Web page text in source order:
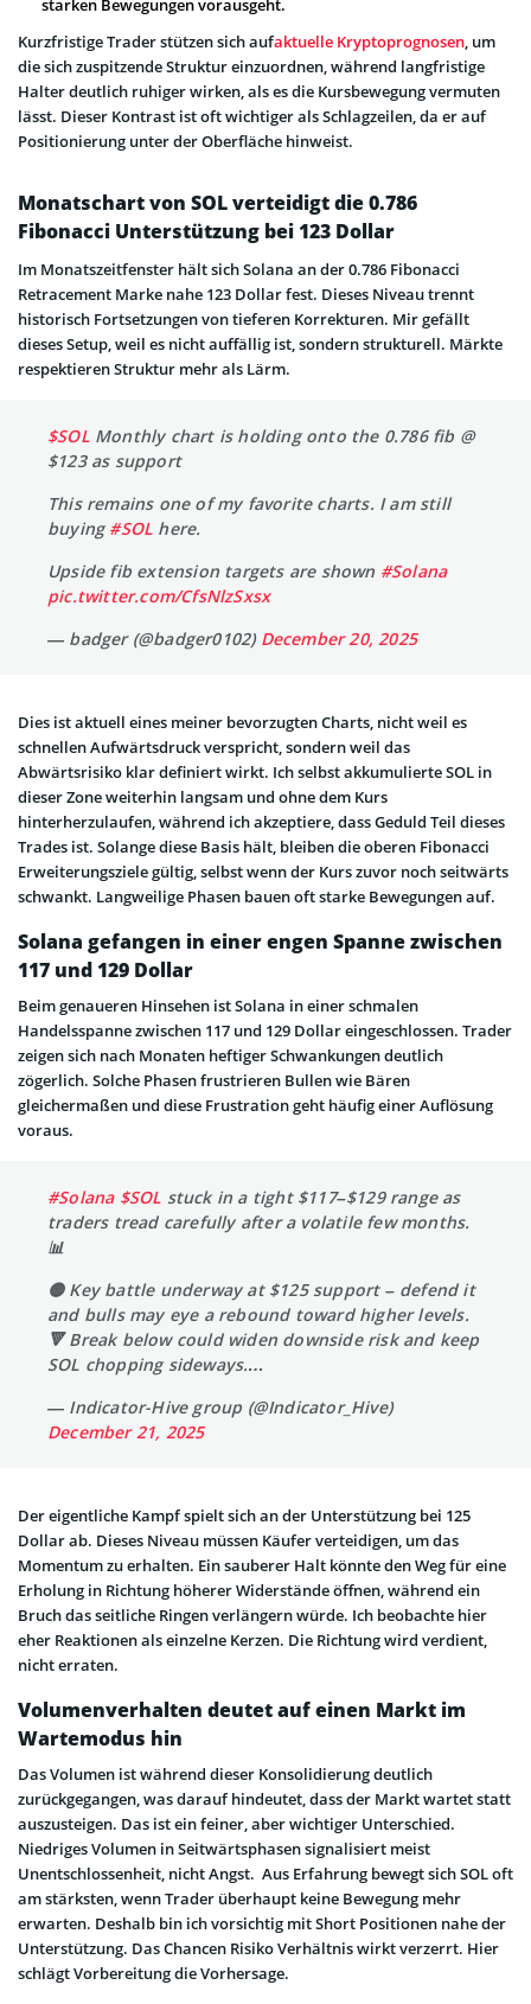
starken Bewegungen vorausgeht.
Kurzfristige Trader stützen sich aufaktuelle Kryptoprognosen, um
die sich zuspitzende Struktur einzuordnen, während langfristige
Halter deutlich ruhiger wirken, als es die Kursbewegung vermuten
lässt. Dieser Kontrast ist oft wichtiger als Schlagzeilen, da er auf
Positionierung unter der Oberfläche hinweist.
Monatschart von SOL verteidigt die 0.786
Fibonacci Unterstützung bei 123 Dollar
Im Monatszeitfenster hält sich Solana an der 0.786 Fibonacci
Retracement Marke nahe 123 Dollar fest. Dieses Niveau trennt
historisch Fortsetzungen von tieferen Korrekturen. Mir gefällt
dieses Setup, weil es nicht auffällig ist, sondern strukturell. Märkte
respektieren Struktur mehr als Lärm.
$SOLMonthly chart is holding onto the 0.786 fib @
$123 as support
This remains one of my favorite charts. I am still
buying#SOL here.
Upside fib extension targets are shown #Solana
pic.twitter.com/CfsNlzSxsx
— badger (@badger0102) December 20, 2025
Dies ist aktuell eines meiner bevorzugten Charts, nicht weil es
schnellen Aufwärtsdruck verspricht, sondern weil das
Abwärtsrisiko klar definiert wirkt. Ich selbst akkumulierte SOL in
dieser Zone weiterhin langsam und ohne dem Kurs
hinterherzulaufen, während ich akzeptiere, dass Geduld Teil dieses
Trades ist. Solange diese Basis hält, bleiben die oberen Fibonacci
Erweiterungsziele gültig, selbst wenn der Kurs zuvor noch seitwärts
schwankt. Langweilige Phasen bauen oft starke Bewegungen auf.
Solana gefangen in einer engen Spanne zwischen
117 und 129 Dollar
Beim genaueren Hinsehen ist Solana in einer schmalen
Handelsspanne zwischen 117 und 129 Dollar eingeschlossen. Trader
zeigen sich nach Monaten heftiger Schwankungen deutlich
zögerlich. Solche Phasen frustrieren Bullen wie Bären
gleichermaßen und diese Frustration geht häufig einer Auflösung
voraus.
#Solana $SOL stuck in a tight $117–$129 range as
traders tread carefully after a volatile few months.
📊
🟡 Key battle underway at $125 support – defend it
and bulls may eye a rebound toward higher levels.
🔻 Break below could widen downside risk and keep
SOL chopping sideways.…
— Indicator-Hive group (@Indicator_Hive)
December 21, 2025
Der eigentliche Kampf spielt sich an der Unterstützung bei 125
Dollar ab. Dieses Niveau müssen Käufer verteidigen, um das
Momentum zu erhalten. Ein sauberer Halt könnte den Weg für eine
Erholung in Richtung höherer Widerstände öffnen, während ein
Bruch das seitliche Ringen verlängern würde. Ich beobachte hier
eher Reaktionen als einzelne Kerzen. Die Richtung wird verdient,
nicht erraten.
Volumenverhalten deutet auf einen Markt im
Wartemodus hin
Das Volumen ist während dieser Konsolidierung deutlich
zurückgegangen, was darauf hindeutet, dass der Markt wartet statt
auszusteigen. Das ist ein feiner, aber wichtiger Unterschied.
Niedriges Volumen in Seitwärtsphasen signalisiert meist
Unentschlossenheit, nicht Angst. Aus Erfahrung bewegt sich SOL oft
am stärksten, wenn Trader überhaupt keine Bewegung mehr
erwarten. Deshalb bin ich vorsichtig mit Short Positionen nahe der
Unterstützung. Das Chancen Risiko Verhältnis wirkt verzerrt. Hier
schlägt Vorbereitung die Vorhersage.